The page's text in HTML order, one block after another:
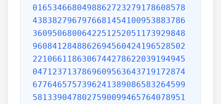
0165346680498862723279178608578
4383827967976681454100953883786
3609506800642251252051173929848
9608412848862694560424196528502
2210661186306744278622039194945
0471237137869609563643719172874
6776465757396241389086583264599
5813390478027590099465764078951